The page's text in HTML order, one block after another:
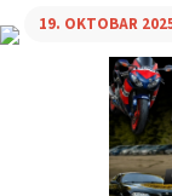
19. OKTOBAR